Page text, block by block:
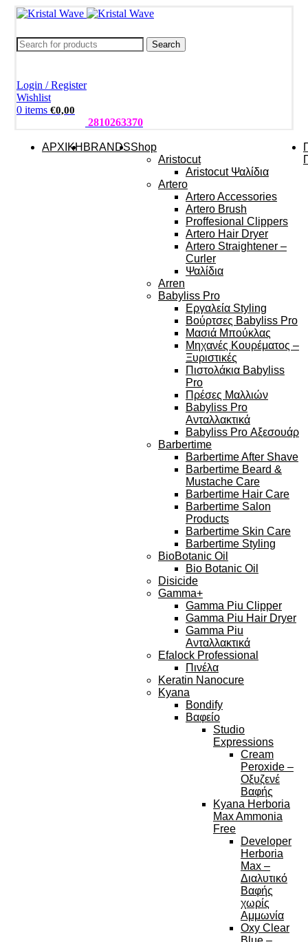
Search
Login / Register
Wishlist
0 items €0,00
2810263370
ΑΡΧΙΚΗ BRANDSShop
Aristocut
Aristocut Ψαλίδια
Artero
Artero Accessories
Artero Brush
Proffesional Clippers
Artero Hair Dryer
Artero Straightener –
Curler
Ψαλίδια
Arren
Babyliss Pro
Εργαλεία Styling
Βούρτσες Babyliss Pro
Μασιά Μπούκλας
Μηχανές Κουρέματος –
Ξυριστικές
Πιστολάκια Babyliss
Pro
Πρέσες Μαλλιών
Babyliss Pro
Ανταλλακτικά
Babyliss Pro Αξεσουάρ
Barbertime
Barbertime After Shave
Barbertime Beard &
Mustache Care
Barbertime Hair Care
Barbertime Salon
Products
Barbertime Skin Care
Barbertime Styling
BioBotanic Oil
Bio Botanic Oil
Disicide
Gamma+
Gamma Piu Clipper
Gamma Piu Hair Dryer
Gamma Piu
Ανταλλακτικά
Efalock Professional
Πινέλα
Keratin Nanocure
Kyana
Bondify
Βαφείο
Studio
Expressions
Cream
Peroxide –
Οξυζενέ
Βαφής
Kyana Herboria
Max Ammonia
Free
Developer
Herboria
Max –
Διαλυτικό
Βαφής
χωρίς
Αμμωνία
Oxy Clear